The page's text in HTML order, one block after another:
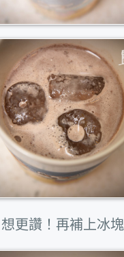
想更讚！再補上冰塊